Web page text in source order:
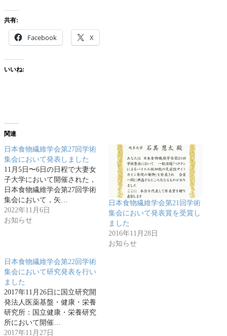
共有:
Facebook X
いいね:
関連
日本食物繊維学会第27回学術
集会において発表しました
11月5日〜6日の日程で大妻女
子大学において開催された，
日本食物繊維学会第27回学術
集会において，矢…
2022年11月6日
お知らせ
日本食物繊維学会第21回学術
集会において発表賞を受賞し
ました
2016年11月28日
お知らせ
日本食物繊維学会第22回学術
集会において研究発表を行い
ました
2017年11月26日に国立研究開
発法人医薬基盤・健康・栄養
研究所：国立健康・栄養研究
所において開催…
2017年11月27日